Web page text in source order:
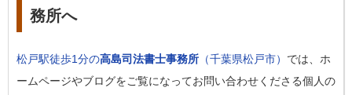
務所へ
松戸駅徒歩1分の高島司法書士事務所 （千葉県松戸市） では、ホ
ームページやブログをご覧になってお問い合わせくださる個人の